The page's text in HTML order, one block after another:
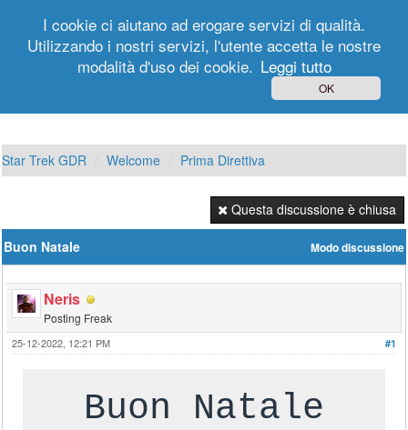
Registrati
Star Trek GDR Welcome Prima Direttiva
Questa discussione è chiusa
Modo discussione
Buon Natale
Neris
Posting Freak
#1
25-12-2022, 12:21 PM
Buon Natale
I cookie ci aiutano ad erogare servizi di qualità.
Utilizzando i nostri servizi, l'utente accetta le nostre
modalità d'uso dei cookie. Leggi tutto
OK